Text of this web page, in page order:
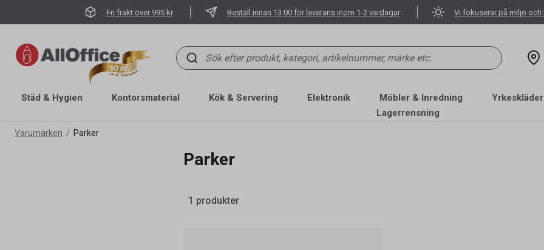
Fri frakt över 995 kr Beställ innan 13:00 för leverans inom 1-2 vardagar Vi fokuserar på miljö och
Städ & Hygien Kontorsmaterial Kök & Servering Elektronik Möbler & Inredning
Lagerrensning
Varumärken Parker
Parker
1 produkter